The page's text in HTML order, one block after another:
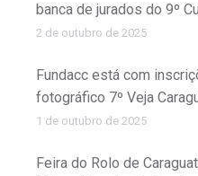
banca de jurados do 9º
2 de outubro de 2025
Fundacc está com
fotográfico 7º Veja
1 de outubro de 2025
Feira do Rolo de